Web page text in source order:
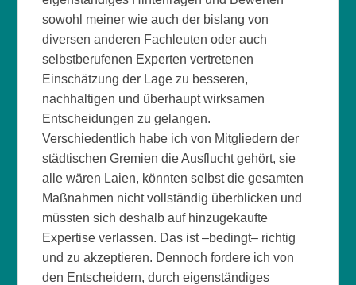
sowohl meiner wie auch der bislang von
diversen anderen Fachleuten oder auch
selbstberufenen Experten vertretenen
Einschätzung der Lage zu besseren,
nachhaltigen und überhaupt wirksamen
Entscheidungen zu gelangen.
Verschiedentlich habe ich von Mitgliedern der
städtischen Gremien die Ausflucht gehört, sie
alle wären Laien, könnten selbst die gesamten
Maßnahmen nicht vollständig überblicken und
müssten sich deshalb auf hinzugekaufte
Expertise verlassen. Das ist –bedingt– richtig
und zu akzeptieren. Dennoch fordere ich von
den Entscheidern, durch eigenständiges